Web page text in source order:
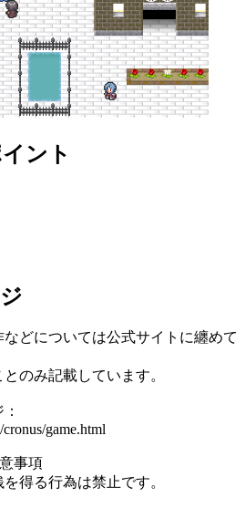
ント
どについては公式サイトに纏めて
のみ記載しています。
game.html
事項
得る行為は禁止です。